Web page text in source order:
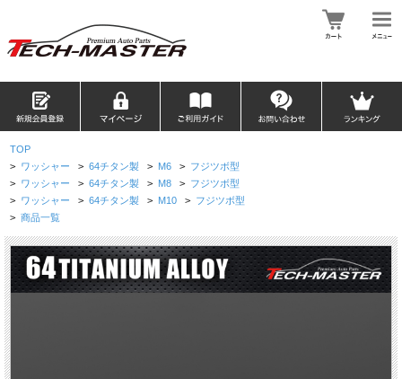
TOP
> ワッシャー > 64チタン製 > M6 > フジツボ型
> ワッシャー > 64チタン製 > M8 > フジツボ型
> ワッシャー > 64チタン製 > M10 > フジツボ型
> 商品一覧